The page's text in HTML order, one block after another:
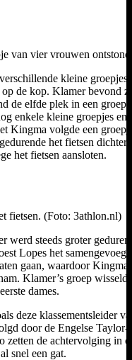
van vier vrouwen
kleine groepjes
de kop. Klamer bevond
de elfde plek in een groep
enkele kleine groepjes en
Kingma volgde een
het fietsen
het fietsen aansloten.
fietsen. (Foto: 3athlon.nl)
werd steeds groter
Lopes het
gaan, waardoor Kingma
Klamer’s groep
dames.
deze klassementsleider
door de Engelse Taylor-
de achtervolging in
snel een gat.